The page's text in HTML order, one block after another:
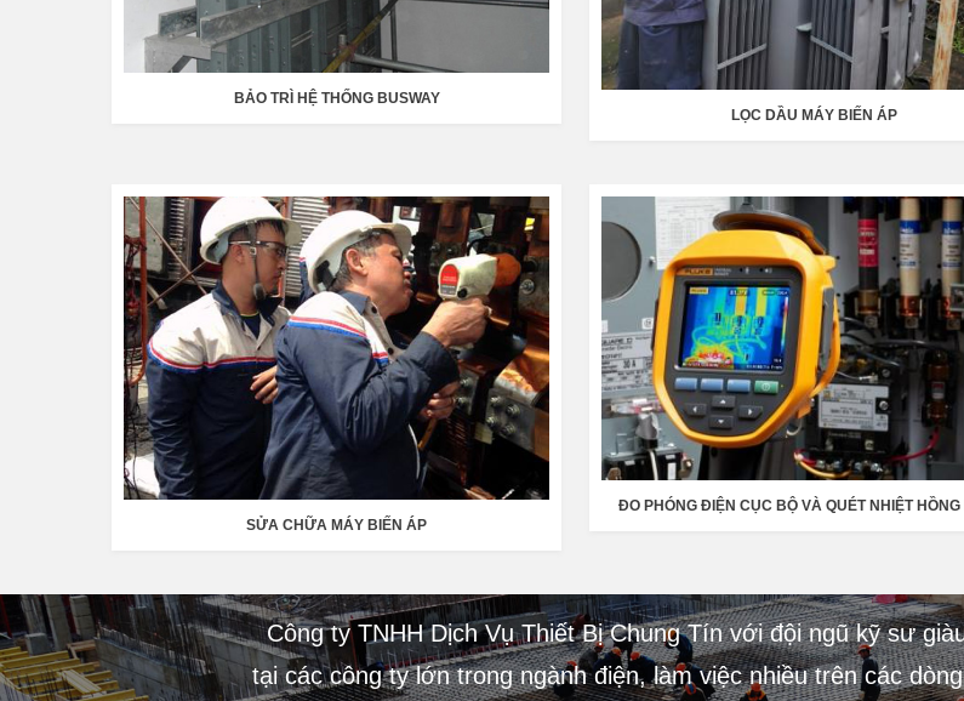
BẢO TRÌ HỆ THỐNG BUSWAY
LỌC DẦU MÁY BIẾN ÁP
SỬA CHỮA MÁY BIẾN ÁP
ĐO PHÓNG ĐIỆN CỤC BỘ VÀ QUÉT NHIỆT HỒNG
Công ty TNHH Dịch Vụ Thiết Bị Chung Tín với đội ngũ kỹ sư
tại các công ty lớn trong ngành điện, làm việc nhiều trên các